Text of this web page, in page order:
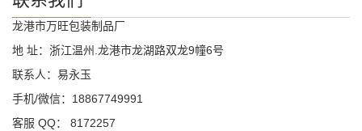
龙港市万旺包装制品厂
地 址：浙江温州.龙港市龙湖路双龙9幢6号
联系人：易永玉
手机/微信：18867749991
客服 QQ： 8172257